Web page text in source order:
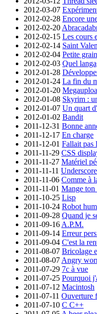
2012-03-07
2012-02-28 Encore
2012-02-20
2012-02-15 Les cours
2012-02-14 Saint
2012-02-04 Petite
2012-02-03 Quel
2012-01-28
2012-01-24 La fin du
2012-01-20
2012-01-08 Skyrim :
2012-01-07 Un quart
2012-01-02 Bandit
2011-12-31 Bonne
2011-12-17 En charge
2011-12-01 Fallait pas
2011-11-29 CSS
2011-11-27 Matériel
2011-11-11 Underscore
2011-11-06 Comme à
2011-11-01 Mange ton
2011-10-25 Lisp
2011-10-24 Robot
2011-09-28 Quand je
2011-09-16 A.P.M.
2011-09-14 Erreur
2011-09-04 C'est la
2011-08-07 Bricolage
2011-08-07 Angry
2011-07-29 7c à vue
2011-07-25 Pourquoi
2011-07-12 Macintosh
2011-07-11 Ouverture
2011-07-10 C C++